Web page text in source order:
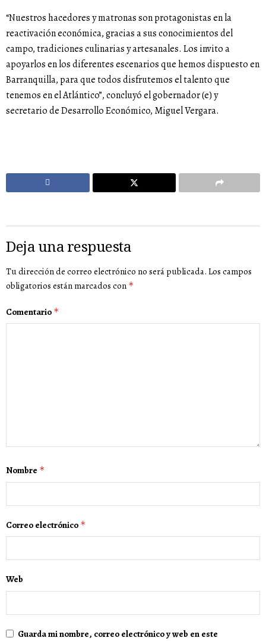
“Nuestros hacedores y matronas son protagonistas en la
reactivación económica, gracias a sus conocimientos del
campo, tradiciones culinarias y artesanales. Los invito a
apoyarlos en los diferentes escenarios que hemos dispuesto en
Barranquilla, para que todos disfrutemos el talento que
tenemos en el Atlántico”, concluyó el gobernador (e) y
secretario de Desarrollo Económico, Miguel Vergara.
Deja una respuesta
Tu dirección de correo electrónico no será publicada. Los campos
obligatorios están marcados con *
Comentario *
Nombre *
Correo electrónico *
Web
Guarda mi nombre, correo electrónico y web en este